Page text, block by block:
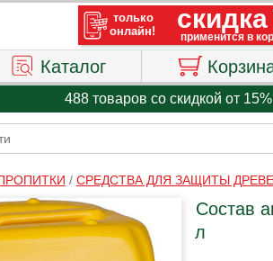
Каталог
488 товаров со скидкой от
/ СРЕДСТВА ДЛЯ ЗАЩИТЫ
Состав
л